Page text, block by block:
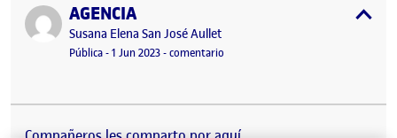
Publicado porAGENCIA
Publicado por
Susana Elena San José Aullet
Visibilidad:
Pública-Fecha de publicación
1 Jun 2023-comentario